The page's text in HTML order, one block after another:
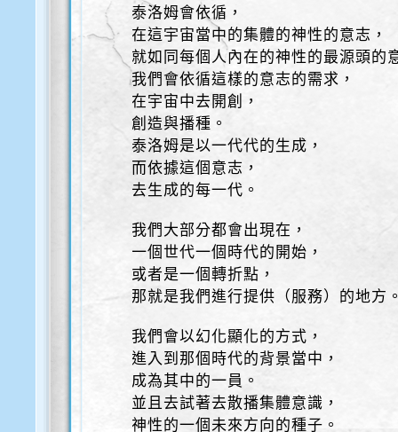
泰洛姆會依循，
在這宇宙當中的集體的神性的意志，
就如同每個人內在的神性的最源頭的
我們會依循這樣的意志的需求，
在宇宙中去開創，
創造與播種。
泰洛姆是以一代代的生成，
而依據這個意志，
去生成的每一代。
我們大部分都會出現在，
一個世代一個時代的開始，
或者是一個轉折點，
那就是我們進行提供（服務）的地方
我們會以幻化顯化的方式，
進入到那個時代的背景當中，
成為其中的一員。
並且去試著去散播集體意識，
神性的一個未來方向的種子。